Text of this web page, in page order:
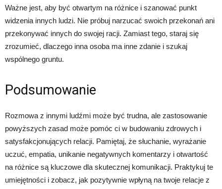
Ważne jest, aby być otwartym na różnice i szanować punkt
widzenia innych ludzi. Nie próbuj narzucać swoich przekonań ani
przekonywać innych do swojej racji. Zamiast tego, staraj się
zrozumieć, dlaczego inna osoba ma inne zdanie i szukaj
wspólnego gruntu.
Podsumowanie
Rozmowa z innymi ludźmi może być trudna, ale zastosowanie
powyższych zasad może pomóc ci w budowaniu zdrowych i
satysfakcjonujących relacji. Pamiętaj, że słuchanie, wyrażanie
uczuć, empatia, unikanie negatywnych komentarzy i otwartość
na różnice są kluczowe dla skutecznej komunikacji. Praktykuj te
umiejętności i zobacz, jak pozytywnie wpłyną na twoje relacje z